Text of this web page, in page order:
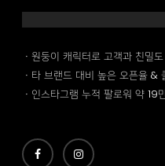
ㆍ원둥이 캐릭터로 고객과 친밀
ㆍ타 브랜드 대비 높은 오픈율 &
ㆍ인스타그램 누적 팔로워 약